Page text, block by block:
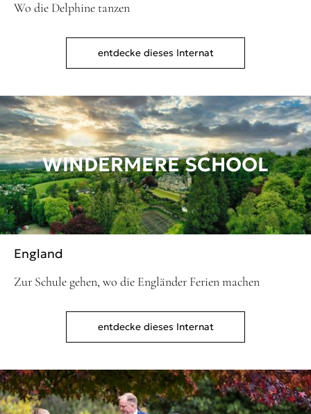
Wo die Delphine tanzen
entdecke dieses Internat
WINDERMERE SCHOOL
England
Zur Schule gehen, wo die Engländer Ferien machen
entdecke dieses Internat